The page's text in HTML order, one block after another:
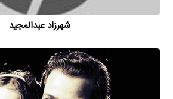
شهرزاد عبدالمجید